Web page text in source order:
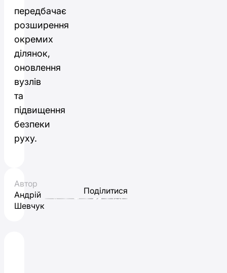
передбачає
розширення
окремих
ділянок,
оновлення
вузлів
та
підвищення
безпеки
руху.
Автор
Андрій
Шевчук
Поділитися